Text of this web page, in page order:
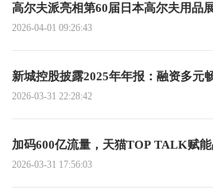
高尔夫派亮相第60届日本高尔夫用品
2026-04-01 09:26:43
新城控股披露2025年年报：融资多元
2026-03-31 22:28:42
加码600亿流量，天猫TOP TALK赋
2026-03-31 17:56:03